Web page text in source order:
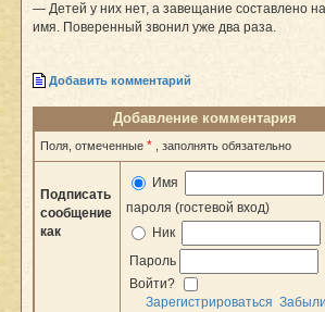
— Детей у них нет, а завещание составлено
имя. Поверенный звонил уже два раза.
Добавить комментарий
Добавление комментария
Поля, отмеченные * , заполнять обязательно
Подписать
сообщение
как
Имя
пароля (гостевой вход)
Ник
Пароль
Войти?
Зарегистрироваться